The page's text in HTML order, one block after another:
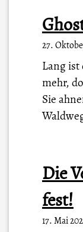
27.
Lang ist
mehr,
Sie
Die
fest!
17. Mai